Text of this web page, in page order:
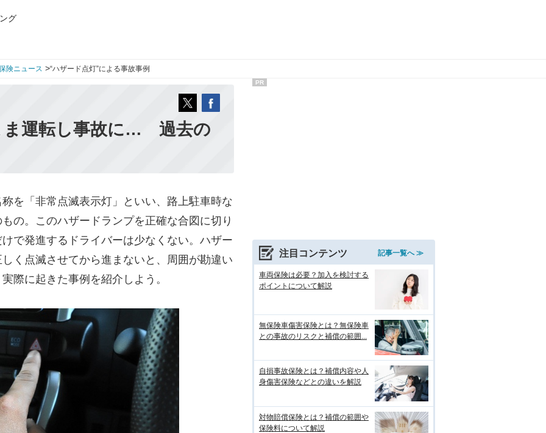
グ
険ニュース >“ハザード点灯”による事故事例
ま運転し事故に… 過去の
を「非常点滅表示灯」といい、路上駐車時な
の。このハザードランプを正確な合図に切り
で発進するドライバーは少なくない。ハザー
く点滅させてから進まないと、周囲が勘違い
際に起きた事例を紹介しよう。
PR
注目コンテンツ 記事一覧へ ≫
車両保険は必要？加入を検討する
ポイントについて解説
無保険車傷害保険とは？無保険車
との事故のリスクと補償の範囲...
自損事故保険とは？補償内容や人
身傷害保険などとの違いを解説
対物賠償保険とは？補償の範囲や
保険料について解説